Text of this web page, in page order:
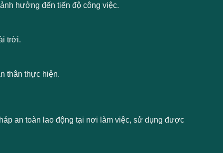
hưởng đến tiến độ công việc.
trời.
thân thực hiện.
an toàn lao động tại nơi làm việc, sử dụng được